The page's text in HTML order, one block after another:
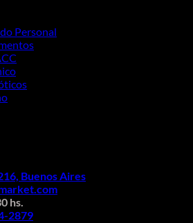
Personal
Buenos Aires
hs.
2879